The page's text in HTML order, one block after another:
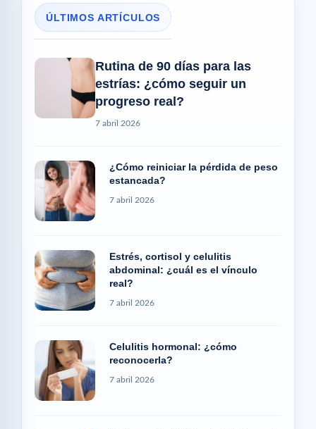
ÚLTIMOS ARTÍCULOS
Rutina de 90 días para las
estrías: ¿cómo seguir un
progreso real?
7 abril 2026
¿Cómo reiniciar la pérdida de peso
estancada?
7 abril 2026
Estrés, cortisol y celulitis
abdominal: ¿cuál es el vínculo
real?
7 abril 2026
Celulitis hormonal: ¿cómo
reconocerla?
7 abril 2026